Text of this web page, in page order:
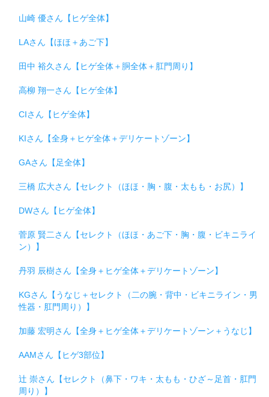
山崎 優さん【ヒゲ全体】
LAさん【ほほ＋あご下】
田中 裕久さん【ヒゲ全体＋胴全体＋肛門周り】
高柳 翔一さん【ヒゲ全体】
CIさん【ヒゲ全体】
KIさん【全身＋ヒゲ全体＋デリケートゾーン】
GAさん【足全体】
三橋 広大さん【セレクト（ほほ・胸・腹・太もも・お尻）】
DWさん【ヒゲ全体】
菅原 賢二さん【セレクト（ほほ・あご下・胸・腹・ビキニライ
ン）】
丹羽 辰樹さん【全身＋ヒゲ全体＋デリケートゾーン】
KGさん【うなじ＋セレクト（二の腕・背中・ビキニライン・男
性器・肛門周り）】
加藤 宏明さん【全身＋ヒゲ全体＋デリケートゾーン＋うなじ】
AAMさん【ヒゲ3部位】
辻 崇さん【セレクト（鼻下・ワキ・太もも・ひざ～足首・肛門
周り）】